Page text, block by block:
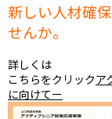
新しい人材確
せんか。
詳しくは
こちらをクリックア
に向けてー